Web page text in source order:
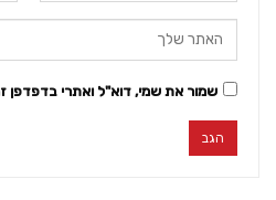
שמור את שמי, דוא"ל ואתרי